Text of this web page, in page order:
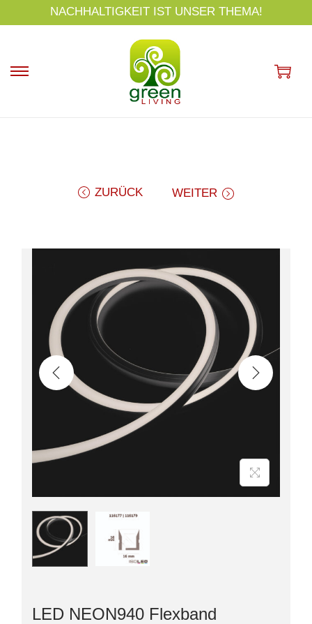
p
NACHHALTIGKEIT IST UNSER THEMA!
ZURÜCK WEITER
LED NEON940 Flexband